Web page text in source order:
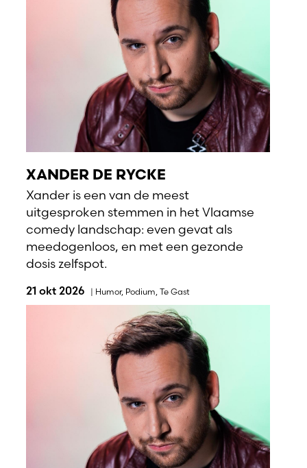
XANDER DE RYCKE
Xander is een van de meest
uitgesproken stemmen in het Vlaamse
comedy landschap: even gevat als
meedogenloos, en met een gezonde
dosis zelfspot.
21 okt 2026 | Humor, Podium, Te Gast